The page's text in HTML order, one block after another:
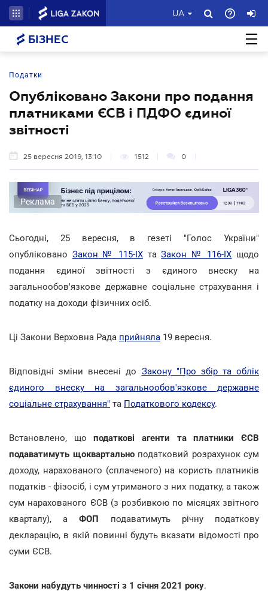
UA
БІЗНЕС
Податки
Опубліковано Закони про подання
платниками ЄСВ і ПДФО єдиної
звітності
25 вересня 2019, 13:10 1512 0
Реклама
Сьогодні, 25 вересня, в гезеті "Голос України"
опубліковано Закон № 115-IXтаЗакон № 116-ІХ щодо
подання єдиної звітності з єдиного внеску на
загальнообов'язкове державне соціальне страхування і
податку на доходи фізичних осіб.
Ці Закони Верховна Рада прийняла 19 вересня.
Відповідні зміни внесені до Закону "Про збір та облік
єдиного внеску на загальнообов'язкове державне
соціальне страхування" та Податкового кодексу.
Встановлено, щоподаткові агенти та платники ЄСВ
подаватимуть щоквартальноподатковий розрахунок сум
доходу, нарахованого (сплаченого) на користь платників
податків - фізосіб, і сум утриманого з них податку, а також
сум нарахованого ЄСВ (з розбивкою по місяцях звітного
кварталу), аФОП подаватимуть річну податкову
декларацію, в якій повинні будуть вказати відомості про
суми ЄСВ.
Закони набудуть чинності з 1 січня 2021 року.